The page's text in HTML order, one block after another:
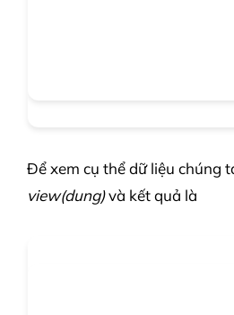
Để xem cụ thể dữ liệu chúng
view(dung)và kết quả là